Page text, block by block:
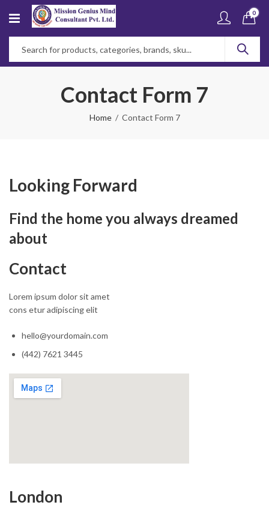
0
Contact Form 7
Home Contact Form 7
Looking Forward
Find the home you always dreamed
about
Contact
Lorem ipsum dolor sit amet
cons etur adipiscing elit
hello@yourdomain.com
(442) 7621 3445
London